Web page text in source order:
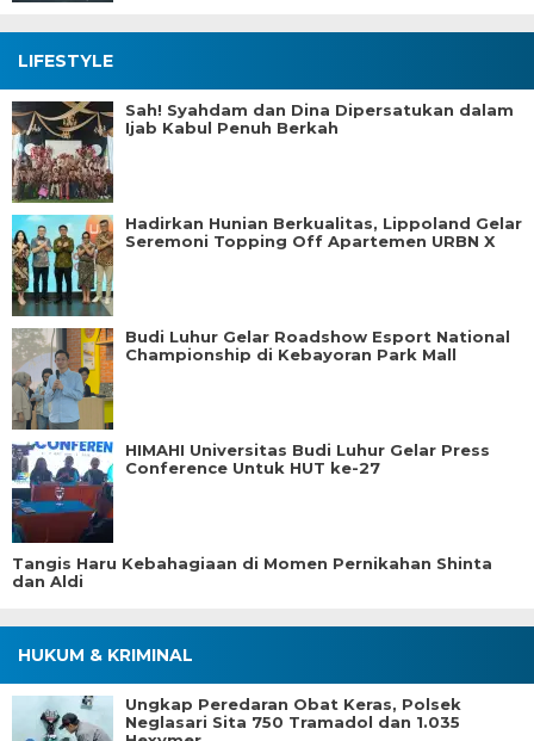
LIFESTYLE
Sah! Syahdam dan Dina Dipersatukan dalam
Ijab Kabul Penuh Berkah
Hadirkan Hunian Berkualitas, Lippoland Gelar
Seremoni Topping Off Apartemen URBN X
Budi Luhur Gelar Roadshow Esport National
Championship di Kebayoran Park Mall
HIMAHI Universitas Budi Luhur Gelar Press
Conference Untuk HUT ke-27
Tangis Haru Kebahagiaan di Momen Pernikahan Shinta
dan Aldi
HUKUM & KRIMINAL
Ungkap Peredaran Obat Keras, Polsek
Neglasari Sita 750 Tramadol dan 1.035